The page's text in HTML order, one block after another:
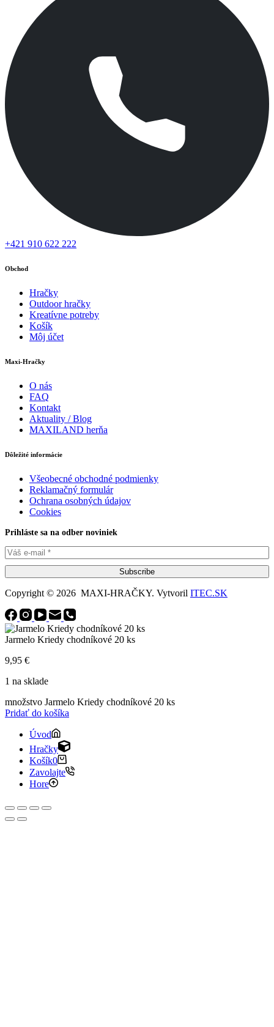
+421 910 622 222
Obchod
Hračky
Outdoor hračky
Kreatívne potreby
Košík
Môj účet
Maxi-Hračky
O nás
FAQ
Kontakt
Aktuality / Blog
MAXILAND herňa
Dôležité informácie
Všeobecné obchodné podmienky
Reklamačný formulár
Ochrana osobných údajov
Cookies
Prihláste sa na odber noviniek
Subscribe
Copyright © 2026 MAXI-HRAČKY. Vytvoril ITEC.SK
Jarmelo Kriedy chodníkové 20 ks
9,95 €
1 na sklade
množstvo Jarmelo Kriedy chodníkové 20 ks
Pridať do košíka
Úvod
Hračky
Košík0
Zavolajte
Hore